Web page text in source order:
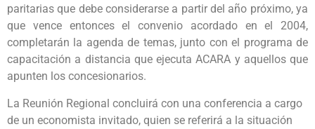
paritarias que debe considerarse a partir del año próximo, ya
que vence entonces el convenio acordado en el 2004,
completarán la agenda de temas, junto con el programa de
capacitación a distancia que ejecuta ACARA y aquellos que
apunten los concesionarios.
La Reunión Regional concluirá con una conferencia a cargo
de un economista invitado, quien se referirá a la situación